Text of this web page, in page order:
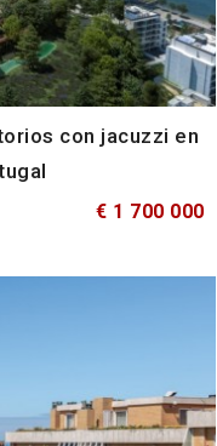
con jacuzzi en
€ 1 700 000